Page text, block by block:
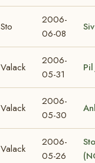
Sto
2006-
06-08
Valack
2006-
05-31
Pil
Valack
2006-
05-30
Valack
2006-
05-26